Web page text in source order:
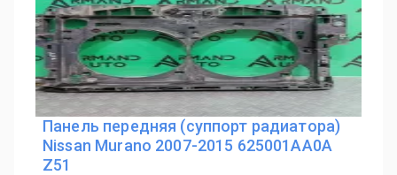
Панель передняя (суппорт радиатора)
Nissan Murano 2007-2015 625001AA0A
Z51